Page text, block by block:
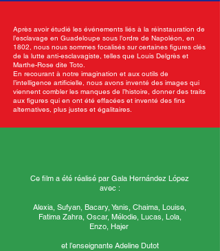
Après avoir étudié les événements liés à la réinstauration de
l’esclavage en Guadeloupe sous l’ordre de Napoléon, en
1802, nous nous sommes focalisés sur certaines figures clés
de la lutte anti-esclavagiste, telles que Louis Delgrès et
Marthe-Rose dite Toto.
En recourant à notre imagination et aux outils de
l’intelligence artificielle, nous avons inventé des images qui
viennent combler les manques de l’histoire, donner des traits
aux figures qui en ont été effacées et inventé des fins
alternatives, plus justes et égalitaires.
Ce film a été réalisé par Gala Hernández López
avec :
Alexia, Sufyan, Bacary, Yanis, Chaima, Louise,
Fatima Zahra, Oscar, Mélodie, Lucas, Lola,
Enzo, Hajer
et l’enseignante Adeline Dutot